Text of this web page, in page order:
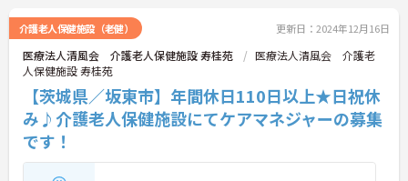
介護老人保健施設（老健） 更新日：2024年12月16日
医療法人清風会 介護老人保健施設 寿桂苑
医療法人清風会 介護老
人保健施設 寿桂苑
【茨城県／坂東市】年間休日110日以上★日祝休
み♪介護老人保健施設にてケアマネジャーの募集
です！